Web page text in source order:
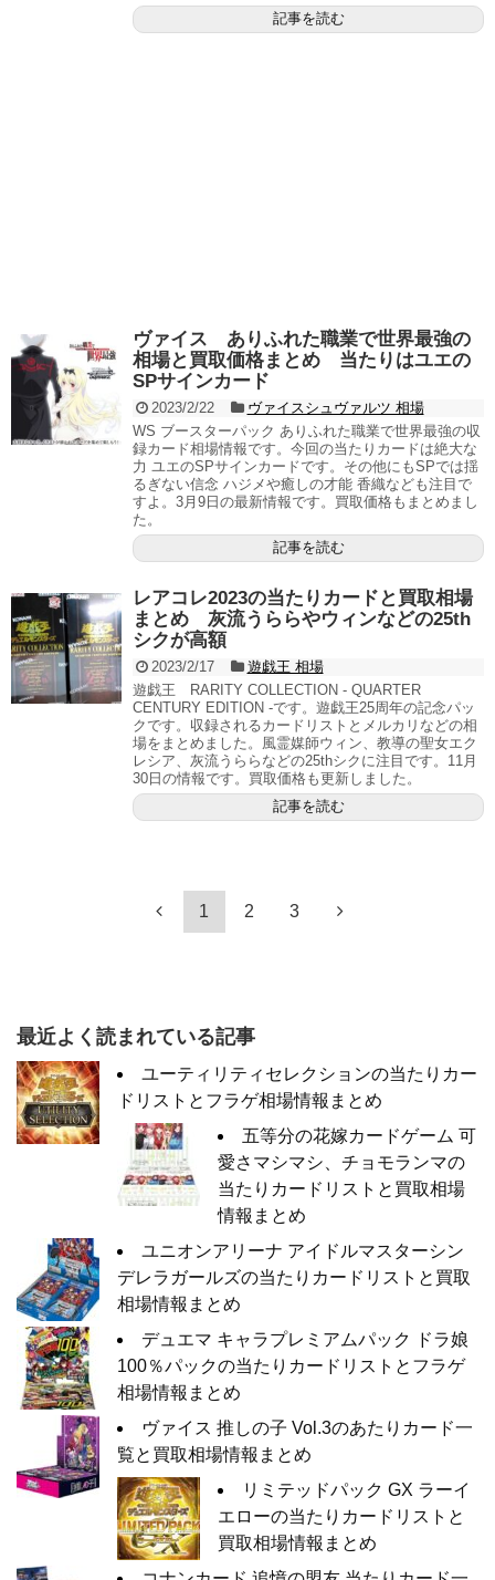
記事を読む
ヴァイス ありふれた職業で世界最強の
相場と買取価格まとめ 当たりはユエの
SPサインカード
2023/2/22
ヴァイスシュヴァルツ 相場
WS ブースターパック ありふれた職業で世界最強の収
録カード相場情報です。今回の当たりカードは絶大な
力 ユエのSPサインカードです。その他にもSPでは揺
るぎない信念 ハジメや癒しの才能 香織なども注目で
すよ。3月9日の最新情報です。買取価格もまとめまし
た。
記事を読む
レアコレ2023の当たりカードと買取相場
まとめ 灰流うららやウィンなどの25th
シクが高額
2023/2/17
遊戯王 相場
遊戯王 RARITY COLLECTION - QUARTER
CENTURY EDITION -です。遊戯王25周年の記念パッ
クです。収録されるカードリストとメルカリなどの相
場をまとめました。風霊媒師ウィン、教導の聖女エク
レシア、灰流うららなどの25thシクに注目です。11月
30日の情報です。買取価格も更新しました。
記事を読む
1 2 3
最近よく読まれている記事
ユーティリティセレクションの当たりカー
ドリストとフラゲ相場情報まとめ
五等分の花嫁カードゲーム 可
愛さマシマシ、チョモランマの
当たりカードリストと買取相場
情報まとめ
ユニオンアリーナ アイドルマスターシン
デレラガールズの当たりカードリストと買取
相場情報まとめ
デュエマ キャラプレミアムパック ドラ娘
100％パックの当たりカードリストとフラゲ
相場情報まとめ
ヴァイス 推しの子 Vol.3のあたりカード一
覧と買取相場情報まとめ
リミテッドパック GX ラーイ
エローの当たりカードリストと
買取相場情報まとめ